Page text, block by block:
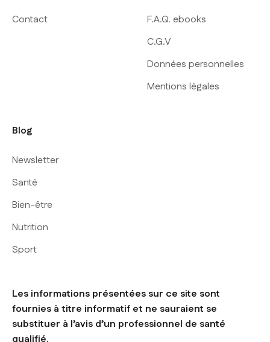
Contact
F.A.Q. ebooks
C.G.V
Données personnelles
Mentions légales
Blog
Newsletter
Santé
Bien-être
Nutrition
Sport
Les informations présentées sur ce site sont
fournies à titre informatif et ne sauraient se
substituer à l’avis d’un professionnel de santé